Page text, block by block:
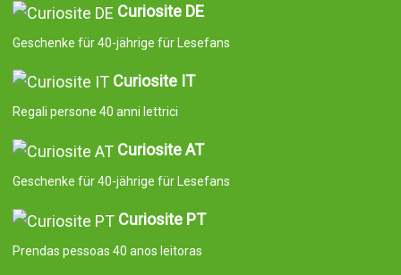
Curiosite DE
Geschenke für 40-jährige für Lesefans
Curiosite IT
Regali persone 40 anni lettrici
Curiosite AT
Geschenke für 40-jährige für Lesefans
Curiosite PT
Prendas pessoas 40 anos leitoras